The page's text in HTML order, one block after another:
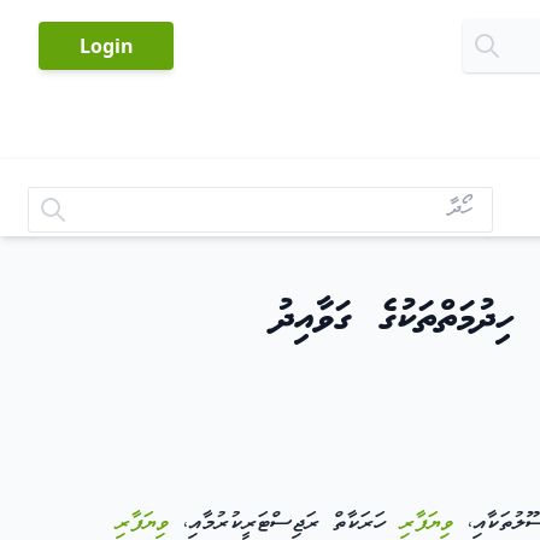
Login
ގަވާއިދު
ވިޔަފާރިހަރަކާތް ރަޖިސްޓަރީކުރުމާއި، ވިޔަފާރި